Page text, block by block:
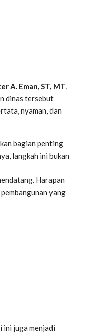
A. Eman, ST, MT,
dinas tersebut
nyaman, dan
bagian penting
langkah ini bukan
Harapan
yang
ini juga menjadi